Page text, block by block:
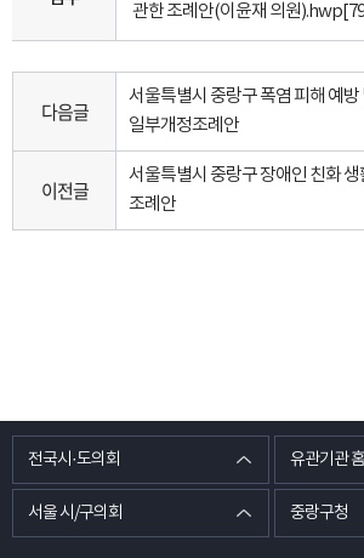
관한 조례안(이윤재 의원).hwp
다음글
서울특별시 중랑구 폭염 피해 예방
일부개정조례안
이전글
서울특별시 중랑구 장애인 친화
조례안
전국시·도의회 유관기관
서울 시/구의회 중랑구청